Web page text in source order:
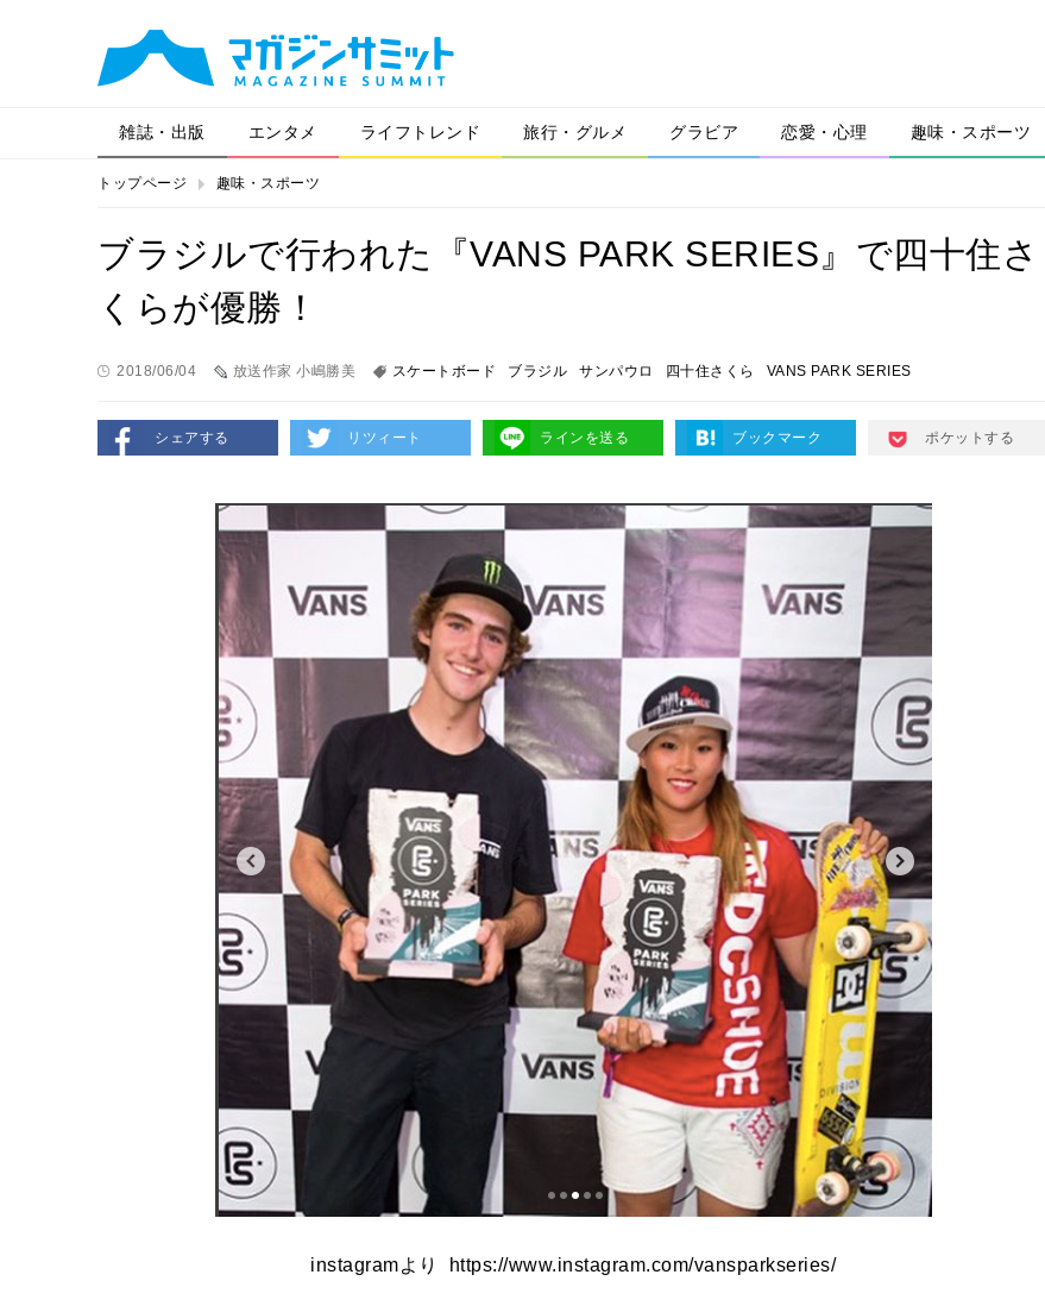
雑誌・出版 エンタメ ライフトレンド 旅行・グルメ グラビア 恋愛・心理 趣味・スポーツ
トップページ 趣味・スポーツ
ブラジルで行われた『VANS PARK SERIES』で四十住さ
くらが優勝！
2018/06/04 放送作家 小嶋勝美 スケートボード ブラジル サンパウロ 四十住さくら VANS PARK SERIES
シェアする リツィート ラインを送る ブックマーク ポケットする
instagramより https://www.instagram.com/vansparkseries/